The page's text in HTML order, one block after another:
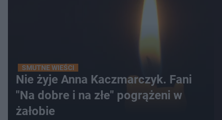
SMUTNE WIEŚCI
Nie żyje Anna Kaczmarczyk. Fani
"Na dobre i na złe" pogrążeni w
żałobie